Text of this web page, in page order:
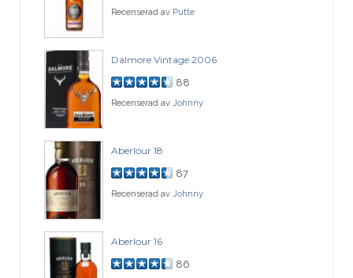
Recenserad av Putte
Dalmore Vintage 2006
88
Recenserad av Johnny
Aberlour 18
87
Recenserad av Johnny
Aberlour 16
86